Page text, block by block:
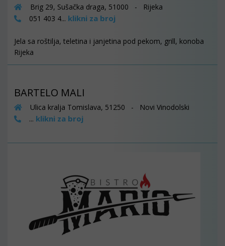
Brig 29, Sušačka draga, 51000 - Rijeka
051 403 4... klikni za broj
Jela sa roštilja, teletina i janjetina pod pekom, grill, konoba
Rijeka
BARTELO MALI
Ulica kralja Tomislava, 51250 - Novi Vinodolski
... klikni za broj